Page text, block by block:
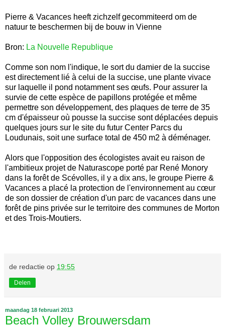
Pierre & Vacances heeft zichzelf gecommiteerd om de
natuur te beschermen bij de bouw in Vienne
Bron: La Nouvelle Republique
Comme son nom l'indique, le sort du damier de la succise
est directement lié à celui de la succise, une plante vivace
sur laquelle il pond notamment ses œufs. Pour assurer la
survie de cette espèce de papillons protégée et même
permettre son développement, des plaques de terre de 35
cm d'épaisseur où pousse la succise sont déplacées depuis
quelques jours sur le site du futur Center Parcs du
Loudunais, soit une surface total de 450 m2 à déménager.
Alors que l'opposition des écologistes avait eu raison de
l'ambitieux projet de Naturascope porté par René Monory
dans la forêt de Scévolles, il y a dix ans, le groupe Pierre &
Vacances a placé la protection de l'environnement au cœur
de son dossier de création d'un parc de vacances dans une
forêt de pins privée sur le territoire des communes de Morton
et des Trois-Moutiers.
de redactie op 19:55
Delen
maandag 18 februari 2013
Beach Volley Brouwersdam